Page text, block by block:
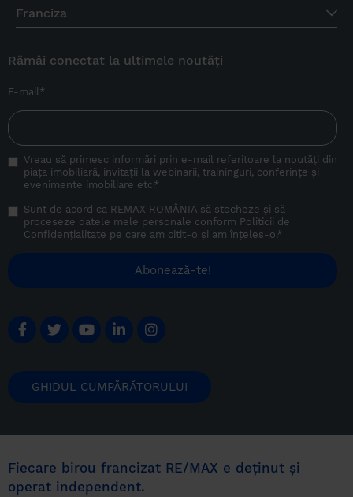
Franciza
Rămâi conectat la ultimele noutăți
E-mail *
Vreau să primesc informări prin e-mail referitoare la noutăți din
piața imobiliară, invitații la webinarii, traininguri, conferințe și
evenimente imobiliare etc.*
Sunt de acord ca REMAX ROMÂNIA să stocheze și să
proceseze datele mele personale conform Politicii de
Confidențialitate pe care am citit-o și am înțeles-o.*
GHIDUL CUMPĂRĂTORULUI
Fiecare birou francizat RE/MAX e deținut și
operat independent.